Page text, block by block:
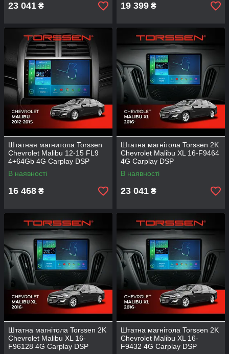
23 041 ₴ 19 399 ₴
Штатная магнитола Torssen
Chevrolet Malibu 12-15 FL9
4+64Gb 4G Carplay DSP
В наявності
16 468 ₴
Штатна магнітола Torssen 2K
Chevrolet Malibu XL 16-F9464
4G Carplay DSP
В наявності
23 041 ₴
Штатна магнітола Torssen 2K
Chevrolet Malibu XL 16-
F96128 4G Carplay DSP
Штатна магнітола Torssen 2K
Chevrolet Malibu XL 16-
F9432 4G Carplay DSP